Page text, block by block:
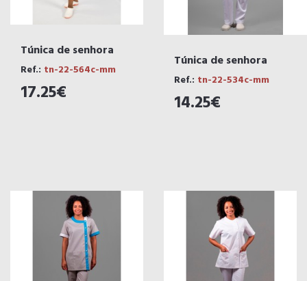
Túnica de senhora
Ref.: tn-22-564c-mm
17.25€
Túnica de senhora
Ref.: tn-22-534c-mm
14.25€